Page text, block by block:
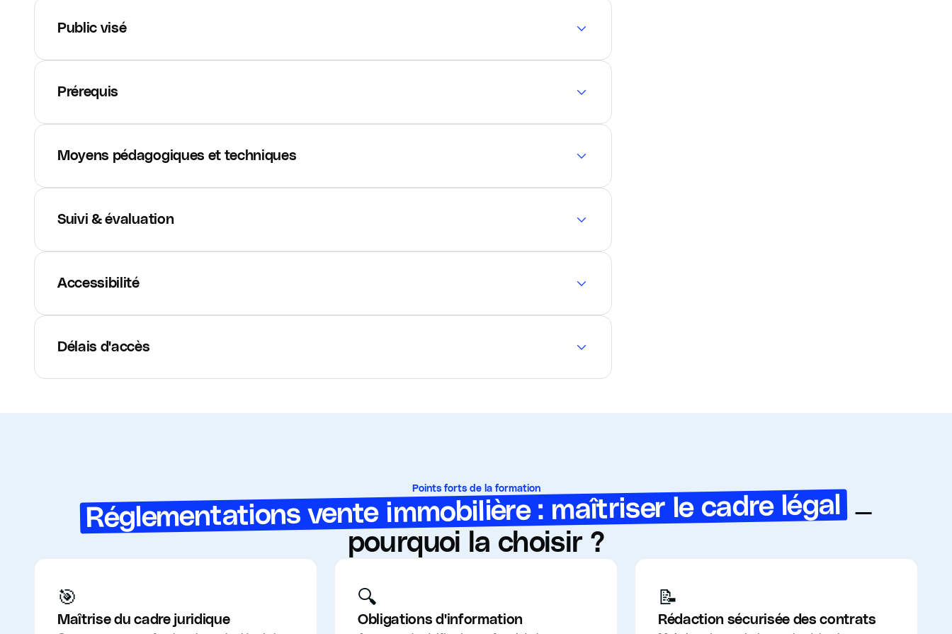
Public visé
Prérequis
Moyens pédagogiques et techniques
Suivi & évaluation
Accessibilité
Délais d'accès
Points forts de la formation
Réglementations vente immobilière : maîtriser le cadre légal —
pourquoi la choisir ?
🎯
Maîtrise du cadre juridique
🔍
Obligations d'information
📝
Rédaction sécurisée des contrats